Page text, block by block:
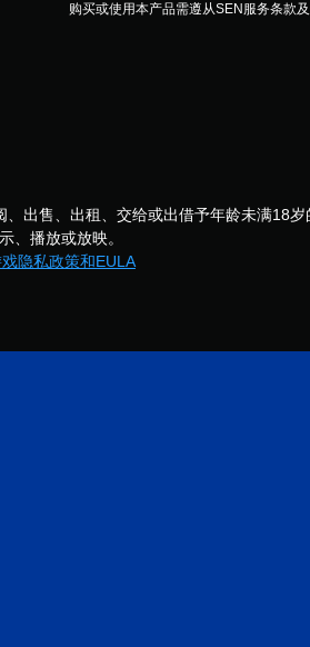
购买或使用本产品需遵从SEN服务条款及
出售、出租、交给或出借予年龄未满18
示、播放或放映。
隐私政策和EULA